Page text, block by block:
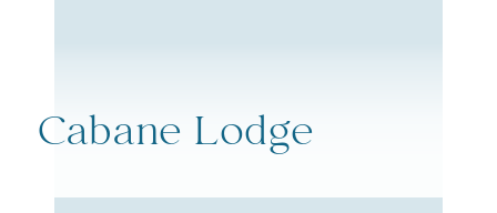
Cabane Lodge